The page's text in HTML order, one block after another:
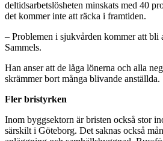
deltidsarbetslösheten minskats med 40
det kommer inte att räcka i framtiden.
– Problemen i sjukvården kommer att bli
Sammels.
Han anser att de låga lönerna och alla
skrämmer bort många blivande anställda.
Fler bristyrken
Inom byggsektorn är bristen också stor
särskilt i Göteborg. Det saknas också